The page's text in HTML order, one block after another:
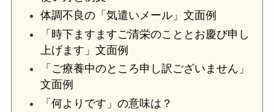
体調不良の「気遣いメール」文面例
「時下ますますご清栄のこととお慶び申し
上げます」文面例
「ご療養中のところ申し訳ございません」
文面例
「何よりです」の意味は？